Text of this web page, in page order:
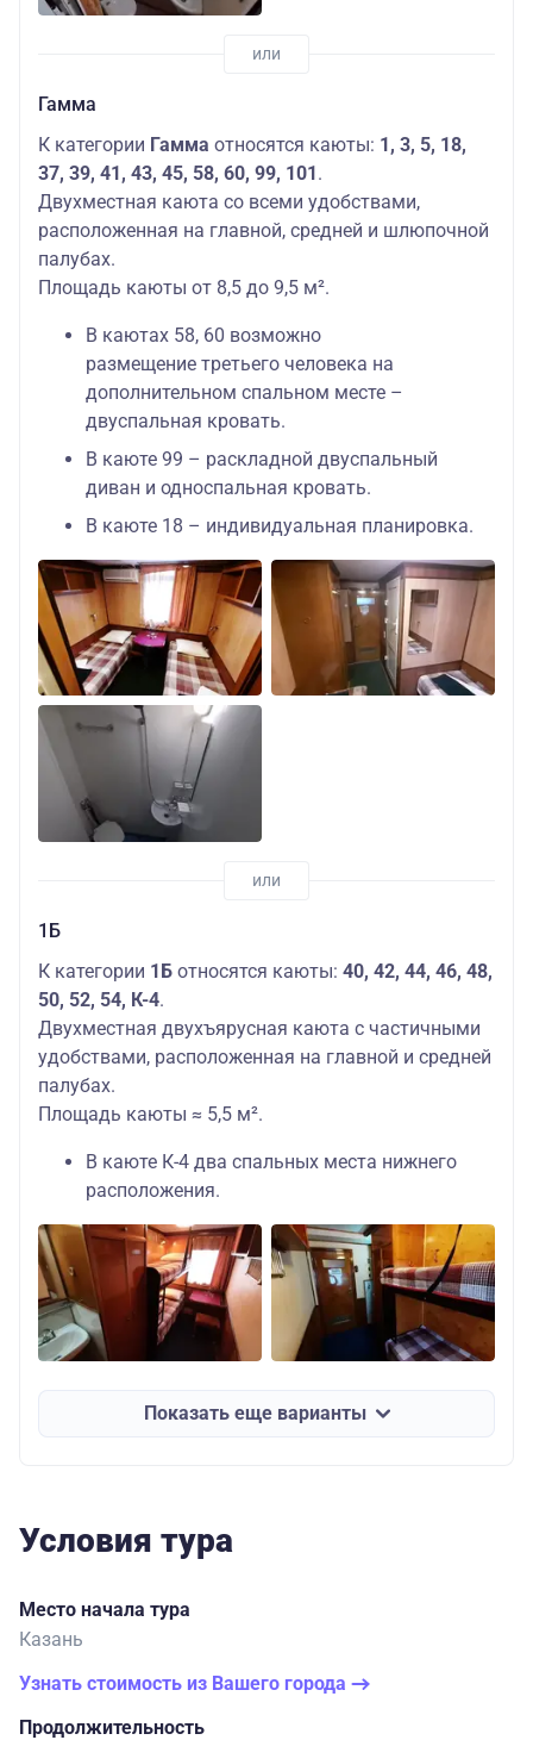
Гамма
К категории Гамма относятся каюты: 1, 3, 5, 18,
37, 39, 41, 43, 45, 58, 60, 99, 101.
Двухместная каюта со всеми удобствами,
расположенная на главной, средней и шлюпочной
палубах.
Площадь каюты от 8,5 до 9,5 м².
В каютах 58, 60 возможно
размещение третьего человека на
дополнительном спальном месте –
двуспальная кровать.
В каюте 99 – раскладной двуспальный
диван и односпальная кровать.
В каюте 18 – индивидуальная планировка.
1Б
К категории 1Б относятся каюты: 40, 42, 44, 46, 48,
50, 52, 54, К-4.
Двухместная двухъярусная каюта с частичными
удобствами, расположенная на главной и средней
палубах.
Площадь каюты ≈ 5,5 м².
В каюте К-4 два спальных места нижнего
расположения.
Показать еще варианты
Условия тура
Место начала тура
Казань
Узнать стоимость из Вашего города
Продолжительность